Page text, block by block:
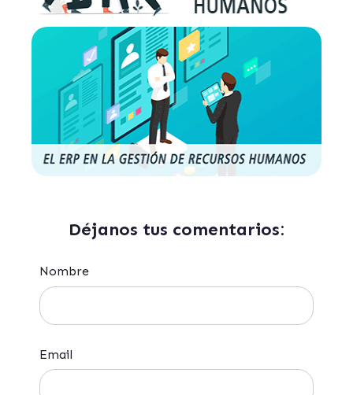
Déjanos tus comentarios:
Nombre
Email